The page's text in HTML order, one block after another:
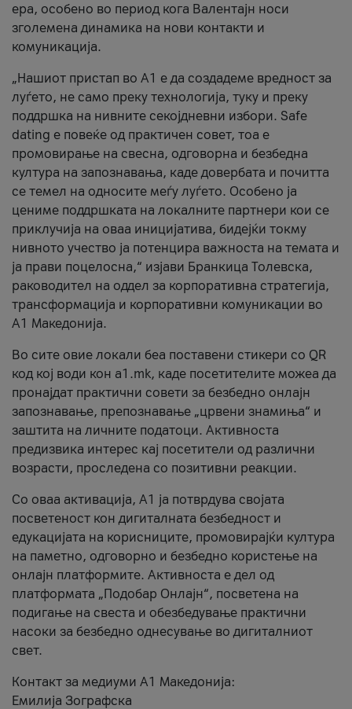
ера, особено во период кога Валентајн носи
зголемена динамика на нови контакти и
комуникација.
„Нашиот пристап во А1 е да создадеме вредност за
луѓето, не само преку технологија, туку и преку
поддршка на нивните секојдневни избори. Safe
dating е повеќе од практичен совет, тоа е
промовирање на свесна, одговорна и безбедна
култура на запознавања, каде довербата и почитта
се темел на односите меѓу луѓето. Особено ја
цениме поддршката на локалните партнери кои се
приклучија на оваа иницијатива, бидејќи токму
нивното учество ја потенцира важноста на темата и
ја прави поцелосна,“ изјави Бранкица Толевска,
раководител на оддел за корпоративна стратегија,
трансформација и корпоративни комуникации во
А1 Македонија.
Во сите овие локали беа поставени стикери со QR
код кој води кон a1.mk, каде посетителите можеа да
пронајдат практични совети за безбедно онлајн
запознавање, препознавање „црвени знамиња“ и
заштита на личните податоци. Активноста
предизвика интерес кај посетители од различни
возрасти, проследена со позитивни реакции.
Со оваа активација, А1 ја потврдува својата
посветеност кон дигиталната безбедност и
едукацијата на корисниците, промовирајќи култура
на паметно, одговорно и безбедно користење на
онлајн платформите. Активноста е дел од
платформата „Подобар Онлајн“, посветена на
подигање на свеста и обезбедување практични
насоки за безбедно однесување во дигиталниот
свет.
Контакт за медиуми А1 Македонија:
Емилија Зографска